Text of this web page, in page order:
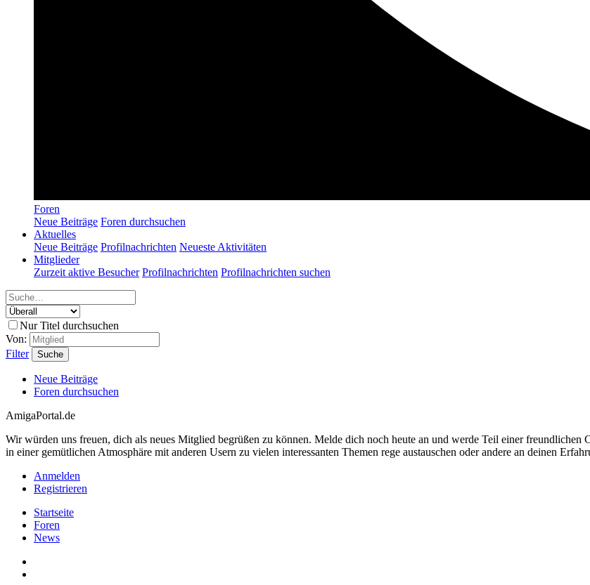
Foren
Neue Beiträge Foren durchsuchen
Aktuelles
Neue Beiträge Profilnachrichten Neueste Aktivitäten
Mitglieder
Zurzeit aktive Besucher Profilnachrichten Profilnachrichten suchen
Nur Titel durchsuchen
Von:
Filter
Suche
Neue Beiträge
Foren durchsuchen
AmigaPortal.de
Wir würden uns freuen, dich als neues Mitglied begrüßen zu können. Melde dich noch heute an und werde Teil einer
in einer gemütlichen Atmosphäre mit anderen Usern zu vielen interessanten Themen rege austauschen oder andere an deinen
Anmelden
Registrieren
Startseite
Foren
News